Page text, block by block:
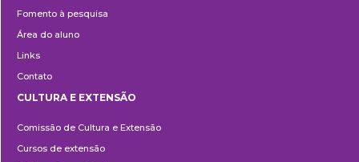
Fomento à pesquisa
Área do aluno
Links
Contato
e
Extensão
CULTURA E EXTENSÃO
Comissão de Cultura e Extensão
Cursos de extensão